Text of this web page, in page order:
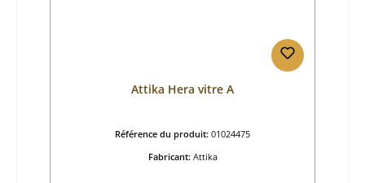
Attika Hera vitre A
Référence du produit: 01024475
Fabricant: Attika